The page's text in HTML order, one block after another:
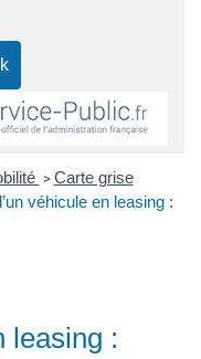
> Carte grise
véhicule en leasing :
leasing :